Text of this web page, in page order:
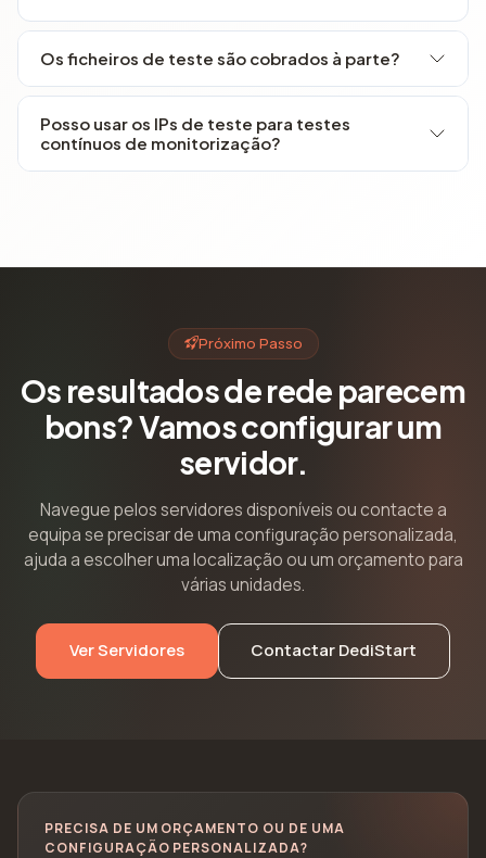
Os ficheiros de teste são cobrados à parte?
Posso usar os IPs de teste para testes
contínuos de monitorização?
Próximo Passo
Os resultados de rede parecem
bons? Vamos configurar um
servidor.
Navegue pelos servidores disponíveis ou contacte a
equipa se precisar de uma configuração personalizada,
ajuda a escolher uma localização ou um orçamento para
várias unidades.
Ver Servidores Contactar DediStart
PRECISA DE UM ORÇAMENTO OU DE UMA
CONFIGURAÇÃO PERSONALIZADA?